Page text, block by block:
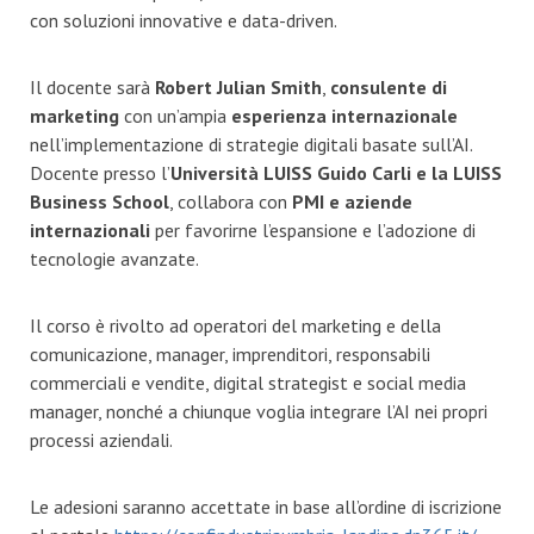
con soluzioni innovative e data-driven.
Il docente sarà Robert Julian Smith consulente di
marketing con un’ampia esperienza internazionale
nell’implementazione di strategie digitali basate sull’AI.
Docente presso l’Università LUISS Guido Carli e la LUISS
Business School , collabora con PMI e aziende
internazionali per favorirne l’espansione e l’adozione di
tecnologie avanzate.
Il corso è rivolto ad operatori del marketing e della
comunicazione, manager, imprenditori, responsabili
commerciali e vendite, digital strategist e social media
manager, nonché a chiunque voglia integrare l’AI nei propri
processi aziendali.
Le adesioni saranno accettate in base all’ordine di iscrizione